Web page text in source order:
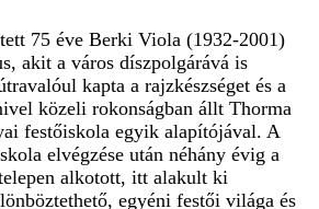
75 éve Berki Viola (1932-2001)
akit a város díszpolgárává is
kapta a rajzkészséget és a
közeli rokonságban állt Thorma
festőiskola egyik alapítójával. A
elvégzése után néhány évig a
alkotott, itt alakult ki
egyéni festői világa és